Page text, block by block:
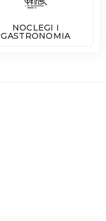
NOCLEGI I
GASTRONOMIA